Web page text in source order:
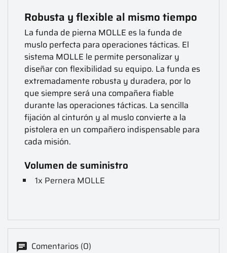
Robusta y flexible al mismo tiempo
La funda de pierna MOLLE es la funda de
muslo perfecta para operaciones tácticas. El
sistema MOLLE le permite personalizar y
diseñar con flexibilidad su equipo. La funda es
extremadamente robusta y duradera, por lo
que siempre será una compañera fiable
durante las operaciones tácticas. La sencilla
fijación al cinturón y al muslo convierte a la
pistolera en un compañero indispensable para
cada misión.
Volumen de suministro
1x Pernera MOLLE
Comentarios (0)